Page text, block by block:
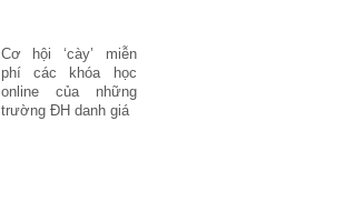
Cơ hội ‘cày’ miễn
phí các khóa học
online của những
trường ĐH danh giá